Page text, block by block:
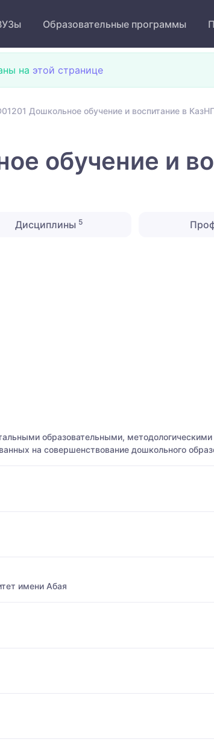
Образовательные программы
на этой странице
Дошкольное обучение и воспитание в
обучение и
Дисциплины 5
образовательными,
на совершенствование дошкольного
имени Абая